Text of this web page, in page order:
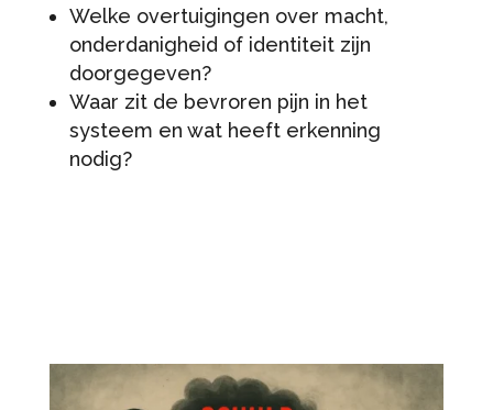
Welke overtuigingen over macht,
onderdanigheid of identiteit zijn
doorgegeven?
Waar zit de bevroren pijn in het
systeem en wat heeft erkenning
nodig?